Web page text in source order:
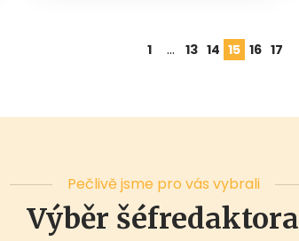
1 … 13 14 15 16 17
Pečlivě jsme pro vás vybrali
Výběr šéfredaktora